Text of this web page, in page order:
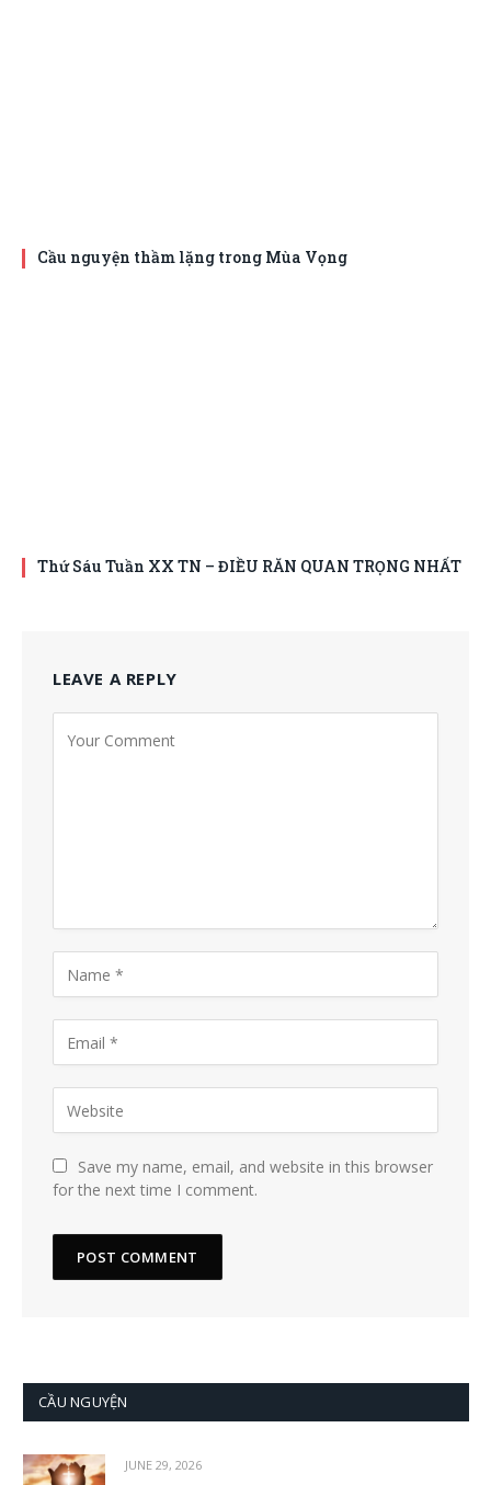
Cầu nguyện thầm lặng trong Mùa Vọng
Thứ Sáu Tuần XX TN – ĐIỀU RĂN QUAN TRỌNG NHẤT
LEAVE A REPLY
Save my name, email, and website in this browser
for the next time I comment.
CẦU NGUYỆN
JUNE 29, 2026